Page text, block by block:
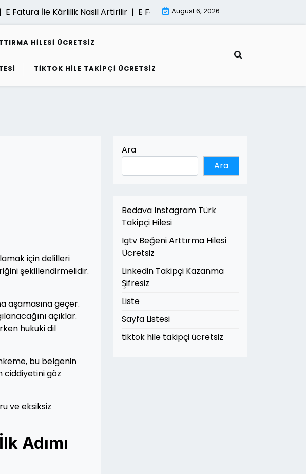
İle Kârlilik Nasil Artirilir |E Fatura İle Kârlilik Nasil Artirilir |
August 6, 2026
HILESI ÜCRETSIZ
TIKTOK HILE TAKIPÇI ÜCRETSIZ
için delilleri
şekillendirmelidir.
aşamasına geçer.
açıklar.
hukuki dil
bu belgenin
ciddiyetini göz
ve eksiksiz
Adımı
Ara
Ara
Bedava Instagram Türk
Takipçi Hilesi
Igtv Beğeni Arttırma Hilesi
Ücretsiz
Linkedin Takipçi Kazanma
Şifresiz
Liste
Sayfa Listesi
tiktok hile takipçi ücretsiz